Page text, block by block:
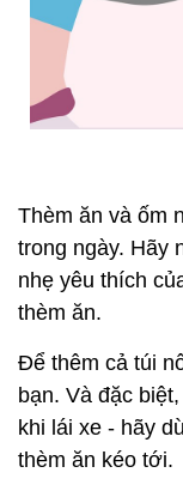
Thèm ăn và ốm
trong ngày. Hãy
nhẹ yêu thích
thèm ăn.
Để thêm cả túi
bạn. Và đặc
khi lái xe - hãy
thèm ăn kéo tới.